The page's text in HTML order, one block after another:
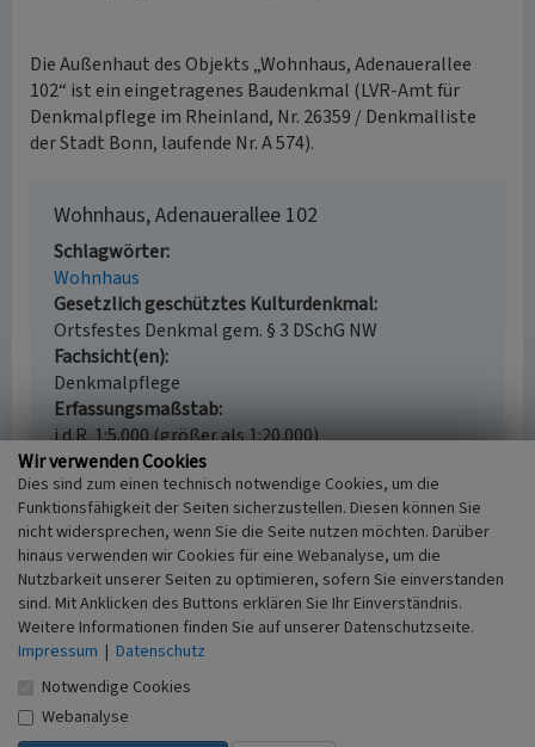
Die Außenhaut des Objekts „Wohnhaus, Adenauerallee
102“ ist ein eingetragenes Baudenkmal (LVR-Amt für
Denkmalpflege im Rheinland, Nr. 26359 / Denkmalliste
der Stadt Bonn, laufende Nr. A 574).
Wohnhaus, Adenauerallee 102
Schlagwörter
Wohnhaus
Gesetzlich geschütztes Kulturdenkmal
Ortsfestes Denkmal gem. § 3 DSchG NW
Fachsicht(en)
Denkmalpflege
Erfassungsmaßstab
i.d.R. 1:5.000 (größer als 1:20.000)
Erfassungsmethode
Auswertung historischer Schriften, Auswertung
historischer Karten, Auswertung historischer Fotos,
Literaturauswertung, Geländebegehung/-
kartierung, Archivauswertung
Historischer Zeitraum
Beginn 1873
Empfohlene Zitierweise
Wir verwenden Cookies
Dies sind zum einen technisch notwendige Cookies, um die
Funktionsfähigkeit der Seiten sicherzustellen. Diesen können Sie
nicht widersprechen, wenn Sie die Seite nutzen möchten. Darüber
hinaus verwenden wir Cookies für eine Webanalyse, um die
Nutzbarkeit unserer Seiten zu optimieren, sofern Sie einverstanden
sind. Mit Anklicken des Buttons erklären Sie Ihr Einverständnis.
Weitere Informationen finden Sie auf unserer Datenschutzseite.
Impressum | Datenschutz
Notwendige Cookies
Webanalyse